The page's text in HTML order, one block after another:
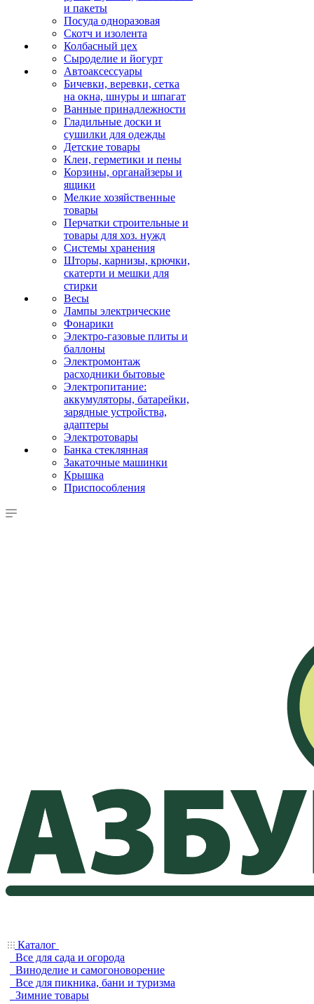
и пакеты
Посуда одноразовая
Скотч и изолента
Колбасный цех
Сыроделие и йогурт
Автоаксессуары
Бичевки, веревки, сетка
на окна, шнуры и шпагат
Ванные принадлежности
Гладильные доски и
сушилки для одежды
Детские товары
Клеи, герметики и пены
Корзины, органайзеры и
ящики
Мелкие хозяйственные
товары
Перчатки строительные и
товары для хоз. нужд
Системы хранения
Шторы, карнизы, крючки,
скатерти и мешки для
стирки
Весы
Лампы электрические
Фонарики
Электро-газовые плиты и
баллоны
Электромонтаж
расходники бытовые
Электропитание:
аккумуляторы, батарейки,
зарядные устройства,
адаптеры
Электротовары
Банка стеклянная
Закаточные машинки
Крышка
Приспособления
Каталог
Все для сада и огорода
Виноделие и самогоноворение
Все для пикника, бани и туризма
Зимние товары